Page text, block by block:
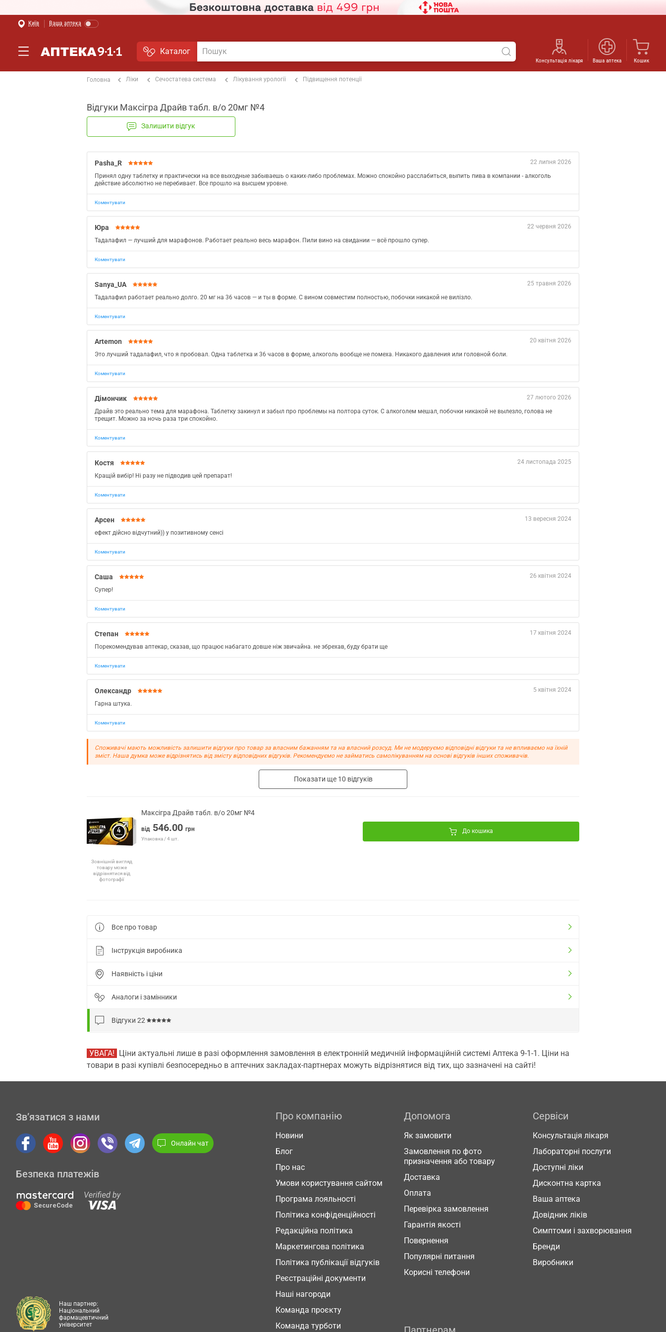
Київ Ваша аптека
Каталог
Консультація лікаря Ваша аптека Кошик
Головна Ліки Сечостатева система Лікування урології Підвищення потенції
Відгуки Максігра Драйв табл. в/о 20мг №4
Залишити відгук
22 липня 2026
Pasha_R
Принял одну таблетку и практически на все выходные забываешь о каких-либо проблемах. Можно спокойно расслабиться, выпить пива в компании - алкоголь
действие абсолютно не перебивает. Все прошло на высшем уровне.
Коментувати
22 червня 2026
Юра
Тадалафил — лучший для марафонов. Работает реально весь марафон. Пили вино на свидании — всё прошло супер.
Коментувати
25 травня 2026
Sanya_UA
Тадалафил работает реально долго. 20 мг на 36 часов — и ты в форме. С вином совместим полностью, побочки никакой не вилізло.
Коментувати
20 квітня 2026
Artemon
Это лучший тадалафил, что я пробовал. Одна таблетка и 36 часов в форме, алкоголь вообще не помеха. Никакого давления или головной боли.
Коментувати
27 лютого 2026
Дімончик
Драйв это реально тема для марафона. Таблетку закинул и забыл про проблемы на полтора суток. С алкоголем мешал, побочки никакой не вылезло, голова не
трещит. Можно за ночь раза три спокойно.
Коментувати
24 листопада 2025
Костя
Кращій вибір! Ні разу не підводив цей препарат!
Коментувати
13 вересня 2024
Арсен
ефект дійсно відчутний)) у позитивному сенсі
Коментувати
26 квітня 2024
Саша
Супер!
Коментувати
17 квітня 2024
Степан
Порекомендував аптекар, сказав, що працює набагато довше ніж звичайна. не збрехав, буду брати ще
Коментувати
5 квітня 2024
Олександр
Гарна штука.
Коментувати
Споживачі мають можливість залишити відгуки про товар за власним бажанням та на власний розсуд. Ми не модеруємо відповідні відгуки та не впливаємо на їхній
зміст. Наша думка може відрізнятись від змісту відповідних відгуків. Рекомендуємо не займатись самолікуванням на основі відгуків інших споживачів.
Показати ще 10 відгуків
Зовнішній вигляд
товару може
відрізнятися від
фотографії
Максігра Драйв табл. в/о 20мг №4
від 546.00 грн
Упаковка / 4 шт.
До кошика
Все про товар
Інструкція виробника
Наявність і ціни
Аналоги і замінники
Відгуки 22
УВАГА! Ціни актуальні лише в разі оформлення замовлення в електронній медичній інформаційній системі Аптека 9-1-1. Ціни на
товари в разі купівлі безпосередньо в аптечних закладах-партнерах можуть відрізнятися від тих, що зазначені на сайті!
Зв’язатися з нами
Онлайн чат
Безпека платежів
Про компанію
Новини
Блог
Про нас
Умови користування сайтом
Програма лояльності
Політика конфіденційності
Редакційна політика
Маркетингова політика
Політика публікації відгуків
Реєстраційні документи
Наші нагороди
Команда проєкту
Команда турботи
Допомога
Як замовити
Замовлення по фото
призначення або товару
Доставка
Оплата
Перевірка замовлення
Гарантія якості
Повернення
Популярні питання
Корисні телефони
Сервіси
Консультація лікаря
Лабораторні послуги
Доступні ліки
Дисконтна картка
Ваша аптека
Довідник ліків
Симптоми і захворювання
Бренди
Виробники
Наш партнер:
Національний
фармацевтичний
університет